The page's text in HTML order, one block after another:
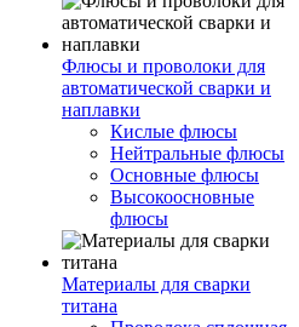
Флюсы и проволоки для
автоматической сварки и
наплавки
Кислые флюсы
Нейтральные флюсы
Основные флюсы
Высокоосновные
флюсы
Материалы для сварки
титана